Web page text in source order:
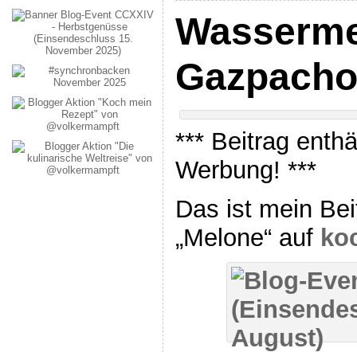
Gazpacho
*** Beitrag
Werbung! ***
Das ist mein
„Melone“ auf